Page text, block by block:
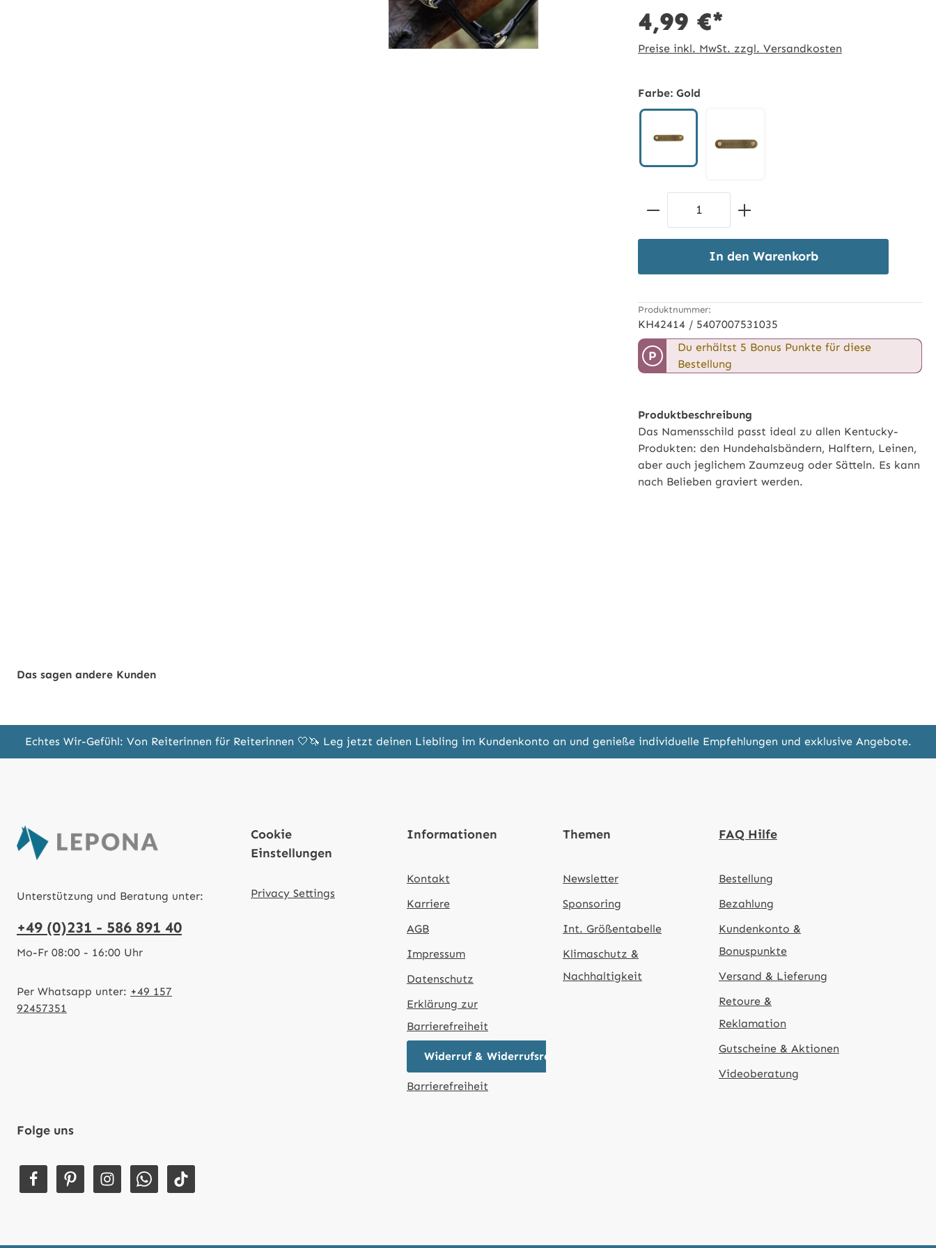
4,99 €*
Preise inkl. MwSt. zzgl. Versandkosten
Farbe: Gold
Produkt Anzahl: Gib den
In den Warenkorb
Produktnummer:
KH42414 / 5407007531035
P
Du erhältst 5 Bonus Punkte für diese
Bestellung
Produktbeschreibung
Das Namensschild passt ideal zu allen Kentucky-
Produkten: den Hundehalsbändern, Halftern, Leinen,
aber auch jeglichem Zaumzeug oder Sätteln. Es kann
nach Belieben graviert werden.
Das sagen andere Kunden
Echtes Wir-Gefühl: Von Reiterinnen für Reiterinnen 🤍🦄 Leg jetzt deinen Liebling im Kundenkonto an und genieße individuelle Empfehlungen und exklusive Angebote.
Unterstützung und Beratung unter:
+49 (0)231 - 586 891 40
Mo-Fr 08:00 - 16:00 Uhr
Per Whatsapp unter: +49 157
92457351
Cookie
Einstellungen
Privacy Settings
Informationen
Kontakt
Karriere
AGB
Impressum
Datenschutz
Erklärung zur
Barrierefreiheit
Widerruf & Widerrufsrecht
Barrierefreiheit
Themen
Newsletter
Sponsoring
Int. Größentabelle
Klimaschutz &
Nachhaltigkeit
FAQ Hilfe
Bestellung
Bezahlung
Kundenkonto &
Bonuspunkte
Versand & Lieferung
Retoure &
Reklamation
Gutscheine & Aktionen
Videoberatung
Folge uns